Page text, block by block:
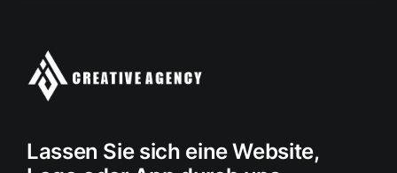
Lassen Sie sich eine Website,